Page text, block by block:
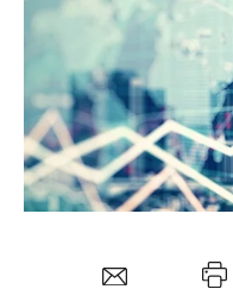
Abo & Shop
BO-Musterdepots
Experten
Mein B:O
Mein Konto